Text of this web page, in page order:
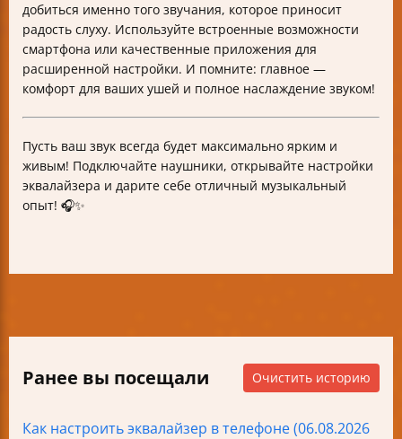
добиться именно того звучания, которое приносит
радость слуху. Используйте встроенные возможности
смартфона или качественные приложения для
расширенной настройки. И помните: главное —
комфорт для ваших ушей и полное наслаждение звуком!
Пусть ваш звук всегда будет максимально ярким и
живым! Подключайте наушники, открывайте настройки
эквалайзера и дарите себе отличный музыкальный
опыт! 🎧✨
Ранее вы посещали Очистить историю
Как настроить эквалайзер в телефоне (06.08.2026